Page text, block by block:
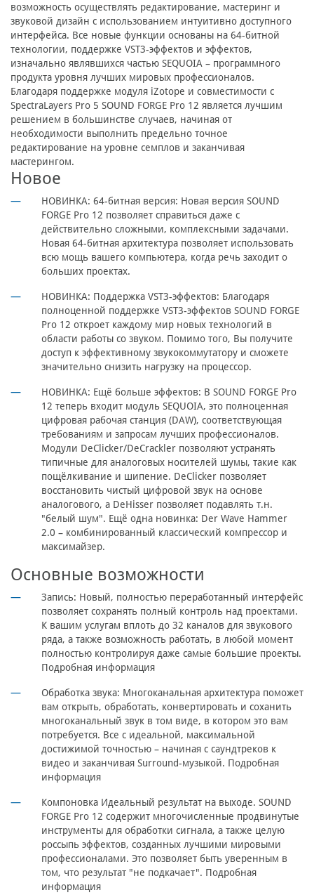
возможность осуществлять редактирование, мастеринг и
звуковой дизайн с использованием интуитивно доступного
интерфейса. Все новые функции основаны на 64-битной
технологии, поддержке VST3-эффектов и эффектов,
изначально являвшихся частью SEQUOIA – программного
продукта уровня лучших мировых профессионалов.
Благодаря поддержке модуля iZotope и совместимости с
SpectraLayers Pro 5 SOUND FORGE Pro 12 является лучшим
решением в большинстве случаев, начиная от
необходимости выполнить предельно точное
редактирование на уровне семплов и заканчивая
мастерингом.
Новое
НОВИНКА: 64-битная версия: Новая версия SOUND
FORGE Pro 12 позволяет справиться даже с
действительно сложными, комплексными задачами.
Новая 64-битная архитектура позволяет использовать
всю мощь вашего компьютера, когда речь заходит о
больших проектах.
НОВИНКА: Поддержка VST3-эффектов: Благодаря
полноценной поддержке VST3-эффектов SOUND FORGE
Pro 12 откроет каждому мир новых технологий в
области работы со звуком. Помимо того, Вы получите
доступ к эффективному звукокоммутатору и сможете
значительно снизить нагрузку на процессор.
НОВИНКА: Ещё больше эффектов: В SOUND FORGE Pro
12 теперь входит модуль SEQUOIA, это полноценная
цифровая рабочая станция (DAW), соответствующая
требованиям и запросам лучших профессионалов.
Модули DeClicker/DeCrackler позволяют устранять
типичные для аналоговых носителей шумы, такие как
пощёлкивание и шипение. DeClicker позволяет
восстановить чистый цифровой звук на основе
аналогового, а DeHisser позволяет подавлять т.н.
"белый шум". Ещё одна новинка: Der Wave Hammer
2.0 – комбинированный классический компрессор и
максимайзер.
Основные возможности
Запись: Новый, полностью переработанный интерфейс
позволяет сохранять полный контроль над проектами.
К вашим услугам вплоть до 32 каналов для звукового
ряда, а также возможность работать, в любой момент
полностью контролируя даже самые большие проекты.
Подробная информация
Обработка звука: Многоканальная архитектура поможет
вам открыть, обработать, конвертировать и соханить
многоканальный звук в том виде, в котором это вам
потребуется. Все с идеальной, максимальной
достижимой точностью – начиная с саундтреков к
видео и заканчивая Surround-музыкой. Подробная
информация
Компоновка Идеальный результат на выходе. SOUND
FORGE Pro 12 содержит многочисленные продвинутые
инструменты для обработки сигнала, а также целую
россыпь эффектов, созданных лучшими мировыми
профессионалами. Это позволяет быть уверенным в
том, что результат "не подкачает". Подробная
информация